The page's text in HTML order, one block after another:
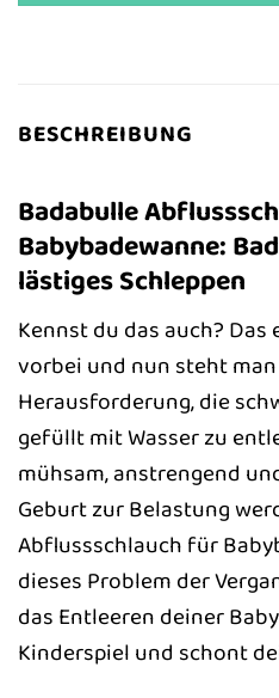
BESCHREIBUNG
Badabulle
Babybadewanne:
lästiges Schleppen
Kennst du das auch?
vorbei und nun steht
Herausforderung, die
gefüllt mit Wasser zu
mühsam, anstrengend
Geburt zur Belastung
Abflussschlauch für
dieses Problem der
das Entleeren deiner
Kinderspiel und schont